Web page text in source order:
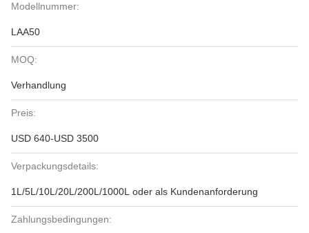
Modellnummer:
LAA50
MOQ:
Verhandlung
Preis:
USD 640-USD 3500
Verpackungsdetails:
1L/5L/10L/20L/200L/1000L oder als Kundenanforderung
Zahlungsbedingungen: